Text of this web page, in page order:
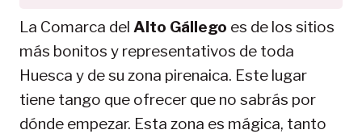
La Comarca del Alto Gállego es de los sitios
más bonitos y representativos de toda
Huesca y de su zona pirenaica. Este lugar
tiene tango que ofrecer que no sabrás por
dónde empezar. Esta zona es mágica, tanto